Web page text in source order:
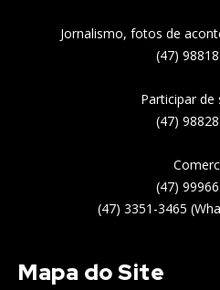
Jornalismo, fotos de
(47)
Participar de
(47)
(47)
(47) 3351-3465
Mapa do Site